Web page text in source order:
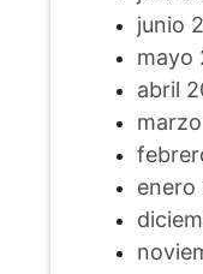
junio
mayo
abril
enero